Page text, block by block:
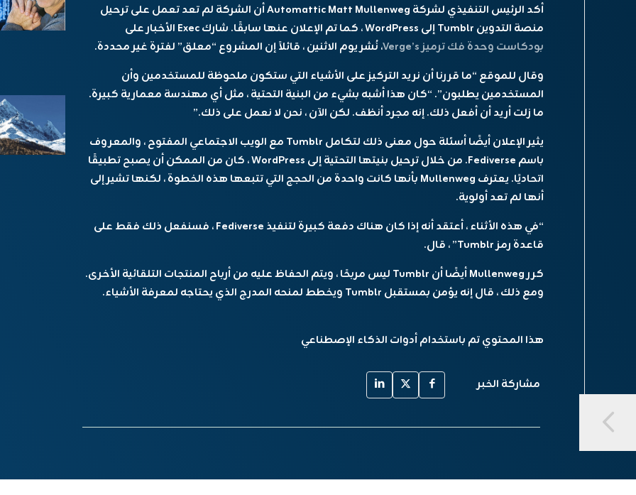
أكد الرئيس التنفيذي لشركة Automattic Matt Mullenweg أن الشركة لم تعد تعمل على ترحيل
منصة التدوين Tumblr إلى WordPress ، كما تم الإعلان عنها سابقًا. شارك Exec الأخبار على
بودكاست وحدة فك ترميز Verge’s
، نُشر يوم الاثنين ، قائلاً إن المشروع “معلق” لفترة غير محددة.
وقال للموقع “ما قررنا أن نريد التركيز على الأشياء التي ستكون ملحوظة للمستخدمين وأن
المستخدمين يطلبون”. “كان هذا أشبه بشيء من البنية التحتية ، مثل أي مهندسة معمارية كبيرة.
ما زلت أريد أن أفعل ذلك. إنه مجرد أنظف. لكن الآن ، نحن لا نعمل على ذلك.”
يثير الإعلان أيضًا أسئلة حول معنى ذلك لتكامل Tumblr مع الويب الاجتماعي المفتوح ، والمعروف
باسم Fediverse. من خلال ترحيل بنيتها التحتية إلى WordPress ، كان من الممكن أن يصبح تطبيقًا
اتحاديًا. يعترف Mullenweg بأنها كانت واحدة من الحجج التي تتبعها هذه الخطوة ، لكنها تشير إلى
أنها لم تعد أولوية.
“في هذه الأثناء ، أعتقد أنه إذا كان هناك دفعة كبيرة لتنفيذ Fediverse ، فسنفعل ذلك فقط على
قاعدة رمز Tumblr” ، قال.
كرر Mullenweg أيضًا أن Tumblr ليس مربحًا ، ويتم الحفاظ عليه من أرباح المنتجات التلقائية الأخرى.
ومع ذلك ، قال إنه يؤمن بمستقبل Tumblr ويخطط لمنحه المدرج الذي يحتاجه لمعرفة الأشياء.
هذا المحتوي تم باستخدام أدوات الذكاء الإصطناعي
مشاركة الخبر